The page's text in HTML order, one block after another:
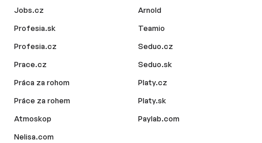
Jobs.cz
Profesia.sk
Profesia.cz
Prace.cz
Práca za rohom
Práce za rohem
Atmoskop
Nelisa.com
Arnold
Teamio
Seduo.cz
Seduo.sk
Platy.cz
Platy.sk
Paylab.com